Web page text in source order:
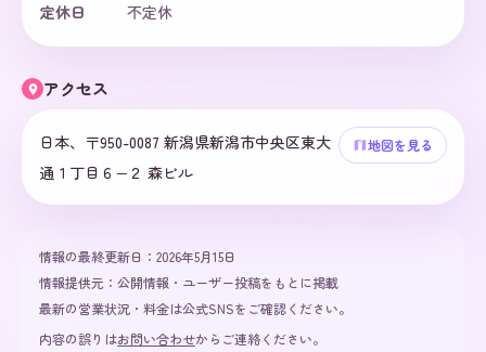
定休日
不定休
アクセス
日本、〒950-0087 新潟県新潟市中央区東大
通１丁目６−２ 森ビル
地図を見る
情報の最終更新日： 2026年5月15日
情報提供元： 公開情報・ユーザー投稿をもとに掲載
最新の営業状況・料金は公式SNSをご確認ください。
内容の誤りはお問い合わせからご連絡ください。